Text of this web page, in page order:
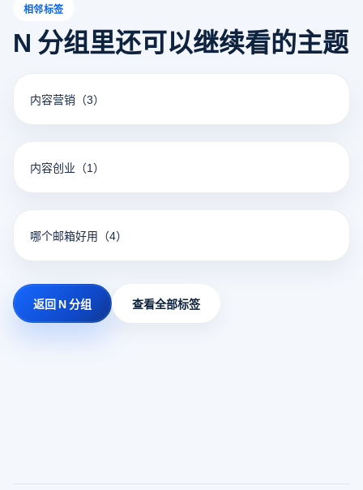
相邻标签
N 分组里还可以继续看的主题
内容营销 （3）
内容创业 （1）
哪个邮箱好用 （4）
返回 N 分组 查看全部标签